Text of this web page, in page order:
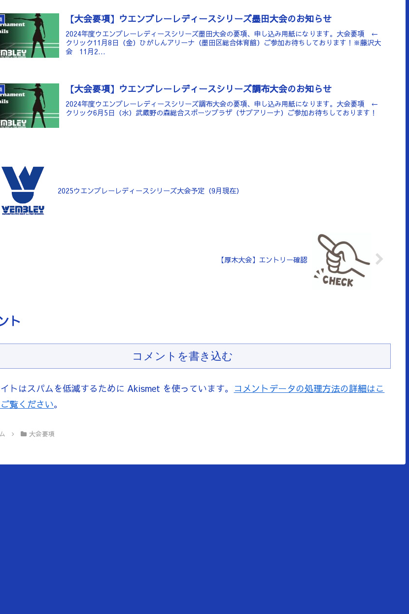
【大会要項】ウエンブレーレディースシリーズ墨田大会のお知らせ
2024年度ウエンブレーレディースシリーズ墨田大会の要項、申し込み用紙になります。大会要項 ←
クリック11月8日（金）ひがしんアリーナ（墨田区総合体育館）ご参加お待ちしております！※藤沢大
会 11月2...
【大会要項】ウエンブレーレディースシリーズ調布大会のお知らせ
2024年度ウエンブレーレディースシリーズ調布大会の要項、申し込み用紙になります。大会要項 ←
クリック6月5日（水）武蔵野の森総合スポーツプラザ（サブアリーナ）ご参加お待ちしております！
2025ウエンブレーレディースシリーズ大会予定（9月現在）
【厚木大会】エントリー確認
ト
コメントを書き込む
トはスパムを低減するために Akismet を使っています。 コメントデータの処理方法の詳細はこ
覧ください。
大会要項